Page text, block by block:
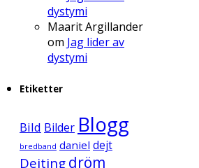
dystymi
Maarit Argillander
om Jag lider av
dystymi
Etiketter
Bild Bilder Blogg
bredband daniel dejt
Dejtingdröm